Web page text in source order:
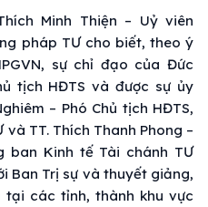
Minh Thiện – Uỷ viên
pháp TƯ cho biết, theo ý
sự chỉ đạo của Đức
tịch HĐTS và được sự ủy
– Phó Chủ tịch HĐTS,
TT. Thích Thanh Phong –
ban Kinh tế Tài chánh TƯ
Ban Trị sự và thuyết giảng,
các tỉnh, thành khu vực